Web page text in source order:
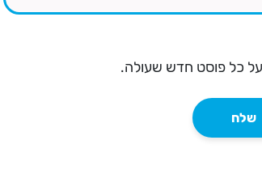
על כל פוסט חדש שעולה.
שלח